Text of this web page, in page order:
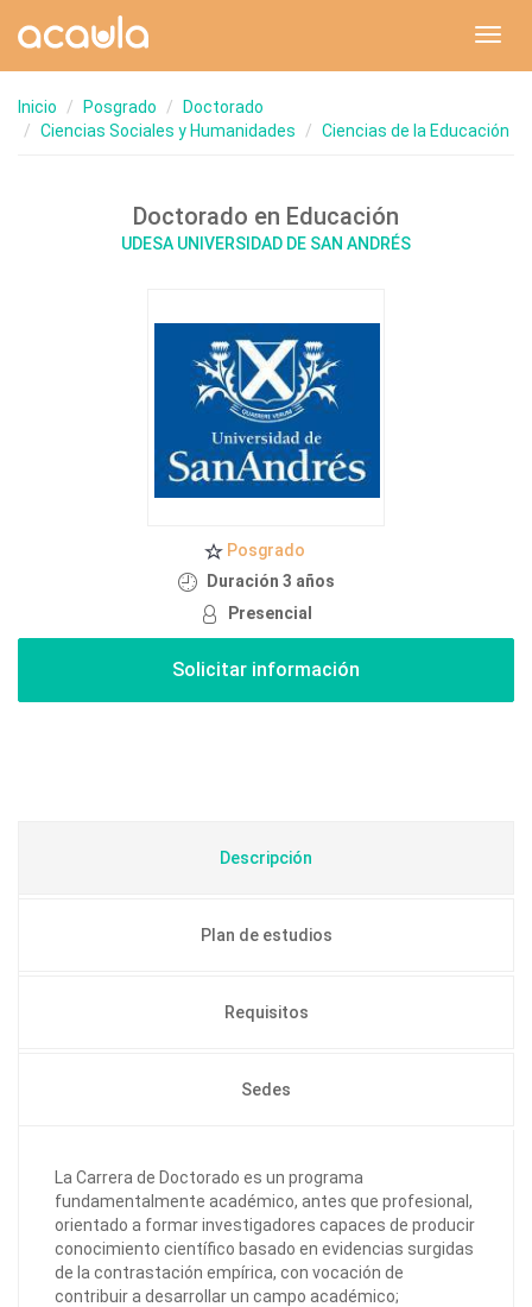
Inicio Posgrado
Doctorado
Ciencias Sociales y Humanidades
Ciencias de la Educación
Doctorado en Educación
UDESA UNIVERSIDAD DE SAN ANDRÉS
Posgrado
Duración 3 años
Presencial
Descripción
Plan de estudios
Requisitos
Sedes
La Carrera de Doctorado es un programa
fundamentalmente académico, antes que profesional,
orientado a formar investigadores capaces de producir
conocimiento científico basado en evidencias surgidas
de la contrastación empírica, con vocación de
contribuir a desarrollar un campo académico;